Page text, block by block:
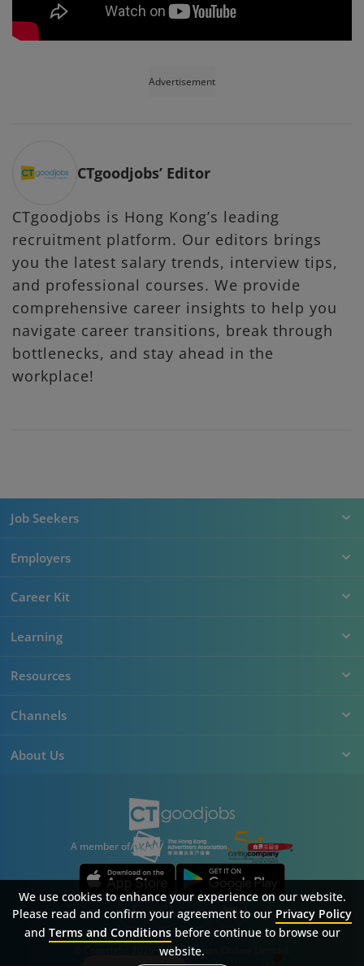
Advertisement
CTgoodjobs’ Editor
CTgoodjobs is Hong Kong’s leading
recruitment platform. Our editors brings
you the latest salary trends, interview tips,
and professional courses. We provide
comprehensive career insights to help you
navigate career transitions, break through
bottlenecks, and stay ahead in the
workplace!
Job Seekers
Employers
Career Kit
Learning
Resources
Channels
About Us
A member of
© Copyright 2026 Career Times Online Limited.
SitemapFAQPrivacy PolicyTerms & Conditions
We use cookies to enhance your experience on our website.
Please read and confirm your agreement to our Privacy Policy
and Terms and Conditionsbefore continue to browse our
website.